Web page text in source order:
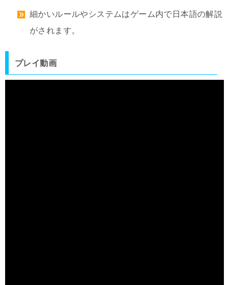
細かいルールやシステムはゲーム内で日本語の解説
がされます。
プレイ動画